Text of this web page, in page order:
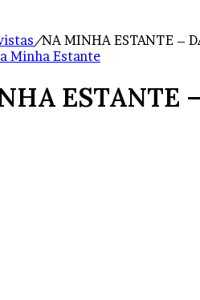
/NA MINHA ESTANTE –
Minha Estante
ESTANTE